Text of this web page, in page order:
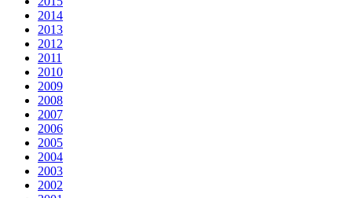
2014
2013
2012
2011
2010
2009
2008
2007
2006
2005
2004
2003
2002